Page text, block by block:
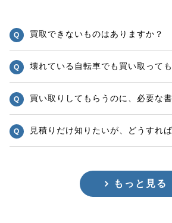
買取できないものはありますか？
壊れている自転車でも買い取って
買い取りしてもらうのに、必要な
見積りだけ知りたいが、どうすれ
もっと見る